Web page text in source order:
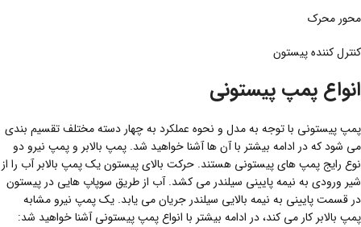
محور محرک
کنترل کننده پیستون
انواع پمپ پیستونی
پمپ پیستونی با توجه به مدل و نحوه عملکرد به چهار دسته مختلف تقسیم بندی
می شود که در ادامه بیشتر با آن ها آشنا خواهید شد. پمپ بالابر و پمپ نیرو دو
نوع رایج پمپ های پیستونی هستند. حرکت بالای پیستون یک پمپ بالابر آب را از
شیر ورودی به نیمه پایینی سیلندر می کشد. آب از طریق سوپاپ هایی در پیستون
در قسمت پایینی به نیمه بالایی سیلندر جریان می یابد. یک پمپ نیرو مشابه
پمپ بالابر کار می کند، در ادامه بیشتر با انواع پمپ پیستونی آشنا خواهید شد: